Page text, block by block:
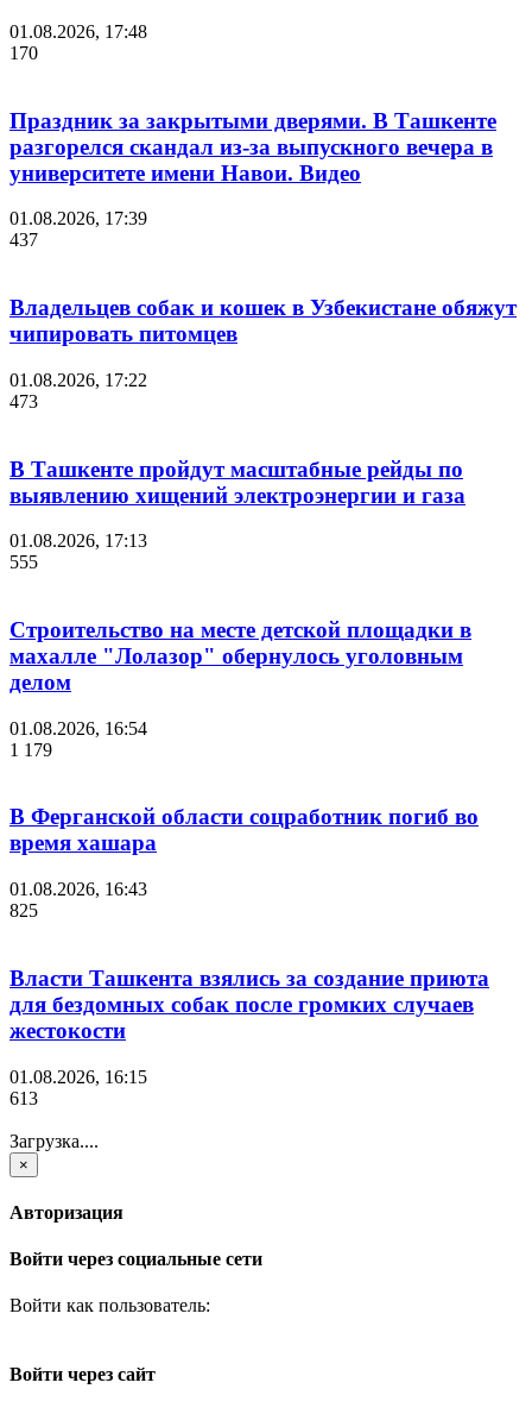
01.08.2026, 17:48
170
Праздник за закрытыми дверями. В Ташкенте
разгорелся скандал из-за выпускного вечера в
университете имени Навои. Видео
01.08.2026, 17:39
437
Владельцев собак и кошек в Узбекистане обяжут
чипировать питомцев
01.08.2026, 17:22
473
В Ташкенте пройдут масштабные рейды по
выявлению хищений электроэнергии и газа
01.08.2026, 17:13
555
Строительство на месте детской площадки в
махалле "Лолазор" обернулось уголовным
делом
01.08.2026, 16:54
1 179
В Ферганской области соцработник погиб во
время хашара
01.08.2026, 16:43
825
Власти Ташкента взялись за создание приюта
для бездомных собак после громких случаев
жестокости
01.08.2026, 16:15
613
Загрузка....
×
Авторизация
Войти через социальные сети
Войти как пользователь:
Войти через сайт